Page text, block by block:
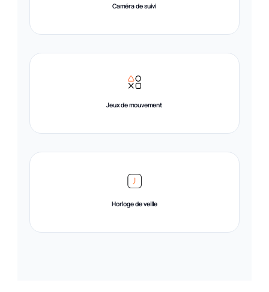
Caméra de suivi
Jeux de mouvement
Horloge de veille